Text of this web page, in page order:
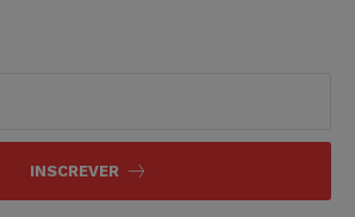
INSCREVER